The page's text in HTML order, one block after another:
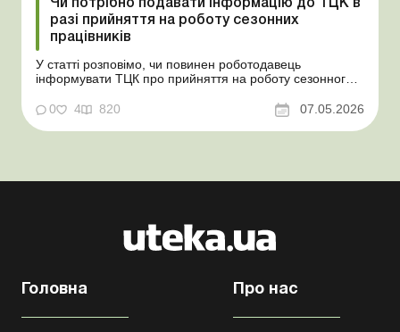
Чи потрібно подавати інформацію до ТЦК в
разі прийняття на роботу сезонних
працівників
У статті розповімо, чи повинен роботодавець
інформувати ТЦК про прийняття на роботу сезонного
агропідприємств приймає працівників на сезонні
роботи. Через значні штрафні санкції за порушення
порядку ведення військового обліку в
0 4 820 07.05.2026
Головна Про нас